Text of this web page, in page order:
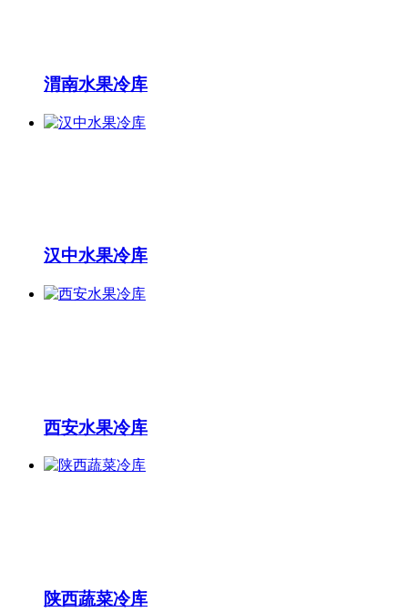
渭南水果冷库
汉中水果冷库
西安水果冷库
陕西蔬菜冷库